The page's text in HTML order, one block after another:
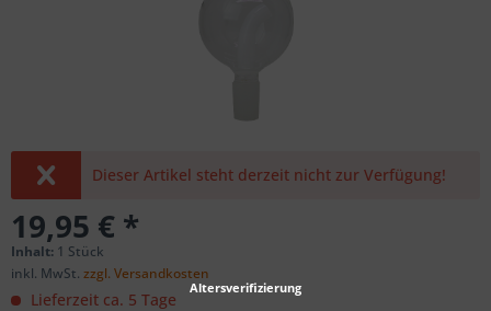
Dieser Artikel steht derzeit nicht zur Verfügung!
19,95 € *
Inhalt: 1 Stück
inkl. MwSt. zzgl. Versandkosten
Lieferzeit ca. 5 Tage
Altersverifizierung